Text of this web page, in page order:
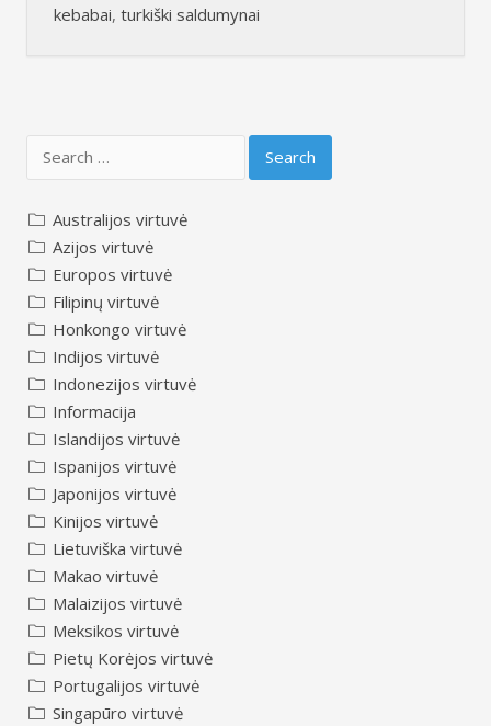
kebabai, turkiški saldumynai
for:
Australijos virtuvė
Azijos virtuvė
Europos virtuvė
Filipinų virtuvė
Honkongo virtuvė
Indijos virtuvė
Indonezijos virtuvė
Informacija
Islandijos virtuvė
Ispanijos virtuvė
Japonijos virtuvė
Kinijos virtuvė
Lietuviška virtuvė
Makao virtuvė
Malaizijos virtuvė
Meksikos virtuvė
Pietų Korėjos virtuvė
Portugalijos virtuvė
Singapūro virtuvė